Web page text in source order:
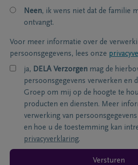
Neen, ik wens niet dat de familie
ontvangt.
Voor meer informatie over de
persoonsgegevens, lees onze
ja, DELA Verzorgen mag de
persoonsgegevens verwerken en
Groep om mij op de hoogte te
producten en diensten. Meer
verwerking van
en hoe u de toestemming kan
privacyverklaring.
Versturen